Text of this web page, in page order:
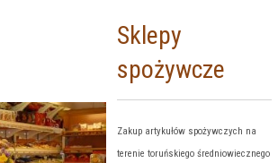
Sklepy
spożywcze
Zakup artykułów spożywczych na
terenie toruńskiego średniowiecznego